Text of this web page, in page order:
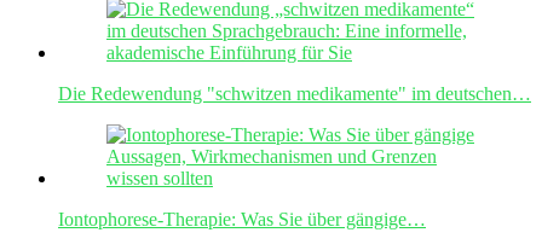
Die Redewendung "schwitzen medikamente" im deutschen…
Iontophorese-Therapie: Was Sie über gängige…